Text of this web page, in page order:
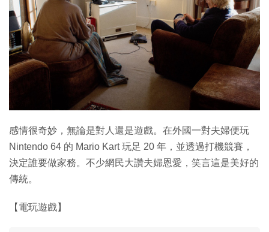
生成式AI與雲端應用
Enterprise Digital Transformation
特集
感情很奇妙，無論是對人還是遊戲。在外國一對夫婦便玩
Nintendo 64 的 Mario Kart 玩足 20 年，並透過打機競賽，
決定誰要做家務。不少網民大讚夫婦恩愛，笑言這是美好的
傳統。
【電玩遊戲】